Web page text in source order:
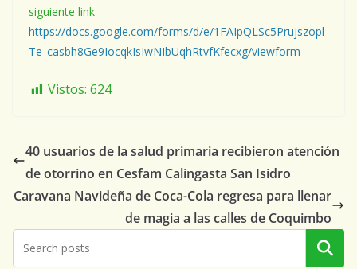
siguiente link
https://docs.google.com/forms/d/e/1FAIpQLSc5Prujszopl
Te_casbh8Ge9IocqkIsIwNIbUqhRtvfKfecxg/viewform
Vistos: 624
40 usuarios de la salud primaria recibieron atención
de otorrino en Cesfam Calingasta San Isidro
Caravana Navideña de Coca-Cola regresa para llenar
de magia a las calles de Coquimbo
Buscar